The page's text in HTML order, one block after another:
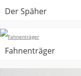
Der Späher
Fahnenträger